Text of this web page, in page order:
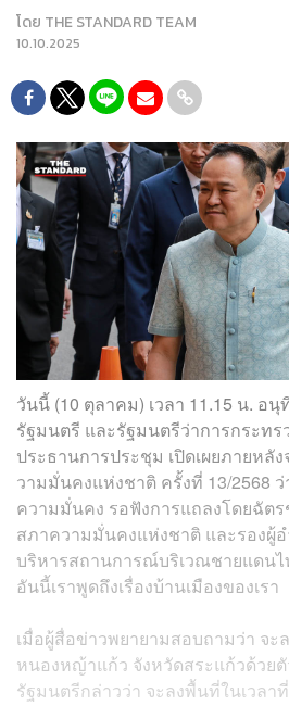
โดย THE STANDARD TEAM
10.10.2025
วันนี้ (10 ตุลาคม) เวลา 11.15 น. อ
รัฐมนตรี และรัฐมนตรีว่าการกระทร
ประธานการประชุม เปิดเผยภายหลั
วามมั่นคงแห่งชาติ ครั้งที่ 13/2568 ว่
ความมั่นคง รอฟังการแถลงโดยฉัตร
สภาความมั่นคงแห่งชาติ และรองผู้
บริหารสถานการณ์บริเวณชายแดนไ
อันนี้เราพูดถึงเรื่องบ้านเมืองของเรา
เมื่อผู้สื่อข่าวพยายามสอบถามว่า จ
หนองหญ้าแก้ว จังหวัดสระแก้วด้วยตั
รัฐมนตรีกล่าวว่า จะลงพื้นที่ในเวลา